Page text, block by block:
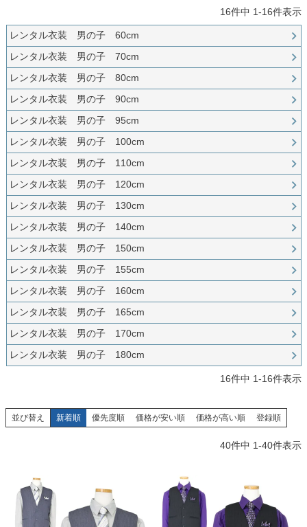
小物・アクセ
アウター
Sale販売
コスチューム
インナー・パニエ
ジュエリー
舞台で輝くステージ衣装
スト
Graduation & Entrance
卒業式・入学式
きちんと感のあるフォーマル
04 レンタルのご案内
予約・配送・返却・料金
05 レンタルの流れ
4ステップで簡単
06 あんしんパック
汚れ・キズ・破損の補償
Buy & Supportご購入・サポート
07 販売・共通のご案内
品質・返品・お手入れ
08 送料・お支払い
送料・決済方法
09 お問い合わせ
電話・メール・LINE
Atelier
実店舗 つくば店
Tsukuba Boutique
〒 茨城県土浦市大町14-16-1F
10:00–18:00（完全予約制）
定休 月曜日
店舗を予約する →
Angel's Photo Studio
特典
スタジオを予約 →
16件中 1-16件表示
レンタル衣装 男の子 60cm
レンタル衣装 男の子 70cm
レンタル衣装 男の子 80cm
レンタル衣装 男の子 90cm
レンタル衣装 男の子 95cm
レンタル衣装 男の子 100cm
レンタル衣装 男の子 110cm
レンタル衣装 男の子 120cm
レンタル衣装 男の子 130cm
レンタル衣装 男の子 140cm
レンタル衣装 男の子 150cm
レンタル衣装 男の子 155cm
レンタル衣装 男の子 160cm
レンタル衣装 男の子 165cm
レンタル衣装 男の子 170cm
レンタル衣装 男の子 180cm
16件中 1-16件表示
並び替え 新着順 優先度順 価格が安い順 価格が高い順 登録順
40件中 1-40件表示